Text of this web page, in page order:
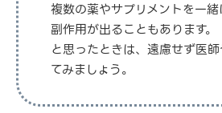
複数の薬やサプリメントを一
副作用が出ることもあります。
と思ったときは、遠慮せず医
てみましょう。